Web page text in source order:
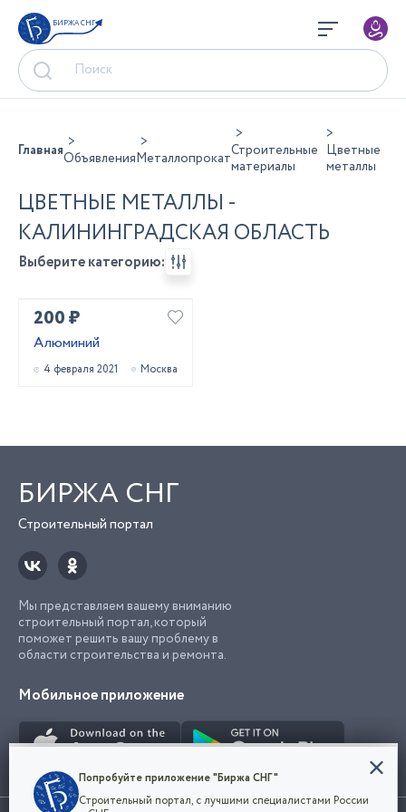
БИРЖА СНГ
ГлавнаяОбъявленияМеталлопрокатСтроительные
материалы
Цветные
металлы
ЦВЕТНЫЕ МЕТАЛЛЫ -
КАЛИНИНГРАДСКАЯ ОБЛАСТЬ
Выберите категорию:
200 ₽
Алюминий
4 февраля 2021 Москва
БИРЖА СНГ
Строительный портал
Мы представляем вашему вниманию
строительный портал, который
поможет решить вашу проблему в
области строительства и ремонта.
Мобильное приложение
Конфиденциальность
Мы используем файлы cookie, чтобы сделать
Попробуйте приложение "Биржа СНГ"
Строительный портал, с лучшими специалистами России